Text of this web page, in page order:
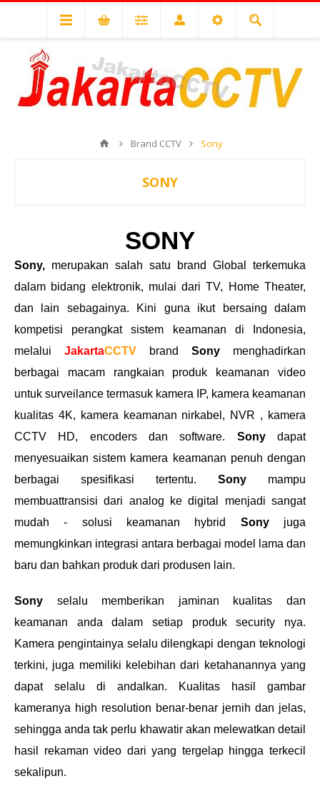
Brand CCTV Sony
SONY
SONY
Sony, merupakan salah satu brand Global terkemuka
dalam bidang elektronik, mulai dari TV, Home Theater,
dan lain sebagainya. Kini guna ikut bersaing dalam
kompetisi perangkat sistem keamanan di Indonesia,
melalui JakartaCCTV brand Sony menghadirkan
berbagai macam rangkaian produk keamanan video
untuk surveilance termasuk kamera IP, kamera keamanan
kualitas 4K, kamera keamanan nirkabel, NVR , kamera
CCTV HD, encoders dan software. Sonydapat
menyesuaikan sistem kamera keamanan penuh dengan
berbagai spesifikasi tertentu. Sony mampu
membuattransisi dari analog ke digital menjadi sangat
mudah - solusi keamanan hybrid Sonyjuga
memungkinkan integrasi antara berbagai model lama dan
baru dan bahkan produk dari produsen lain.
Sony selalu memberikan jaminan kualitas dan
keamanan anda dalam setiap produk security nya.
Kamera pengintainya selalu dilengkapi dengan teknologi
terkini, juga memiliki kelebihan dari ketahanannya yang
dapat selalu di andalkan. Kualitas hasil gambar
kameranya high resolution benar-benar jernih dan jelas,
sehingga anda tak perlu khawatir akan melewatkan detail
hasil rekaman video dari yang tergelap hingga terkecil
sekalipun.